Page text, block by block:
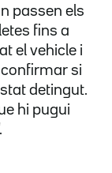
passen els
fins a
el vehicle i
si
detingut.
hi pugui